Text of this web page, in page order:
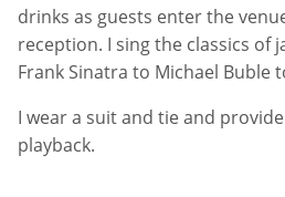
Classical / Pop Opera
Classical / Pop Opera
Josh Groban, Andrea Bocelli,
musicals like Les Miserables